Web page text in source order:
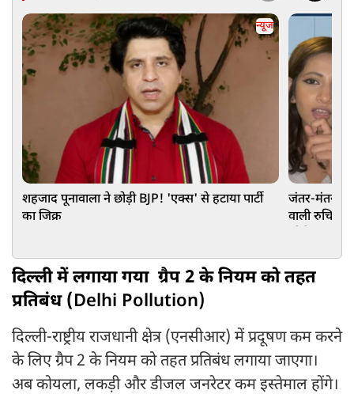
न्यूज
शहजाद पूनावाला ने छोड़ी BJP! 'एक्स' से हटाया पार्टी
का जिक्र
जंतर-मंतर
वाली रुचिका
दिल्ली में लगाया गया ग्रैप 2 के नियम को तहत
प्रतिबंध (Delhi Pollution)
दिल्ली-राष्ट्रीय राजधानी क्षेत्र (एनसीआर) में प्रदूषण कम करने
के लिए ग्रैप 2 के नियम को तहत प्रतिबंध लगाया जाएगा।
अब कोयला, लकड़ी और डीजल जनरेटर कम इस्तेमाल होंगे।